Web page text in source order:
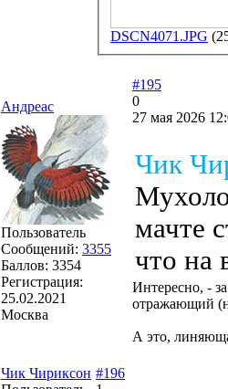
DSCN4071.JPG
Андреас
Пользователь
Сообщений: 3355
Баллов: 3354
Регистрация:
25.02.2021
Москва
#195
0
27 мая 2026
Чик
мачте
что на
Интересно, -
отражающий
А это,
Чик Чириксон #196